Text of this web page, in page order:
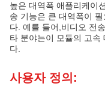
높은 대역폭 애플리케이
송 기능은 큰 대역폭이
다. 예를 들어,비디오 전
타 분야는이 모듈의 고속
다.
사용자 정의: